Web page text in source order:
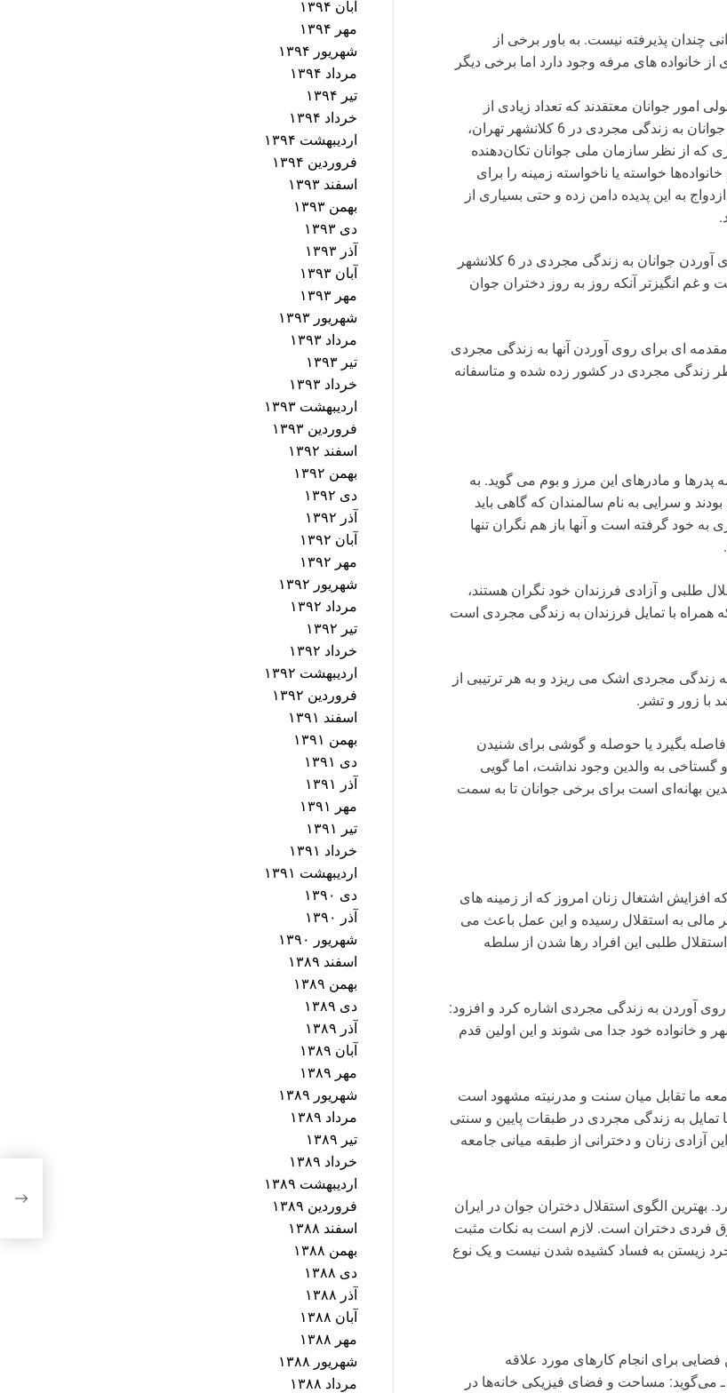
چندان پذیرفته نیست. به باور برخی از
خانواده های مرفه وجود دارد اما برخی دیگر
امور جوانان معتقدند که تعداد زیادی از
جوانان در تهران زندگی مجردی دارند به طوری که آمار روی آوردن جوانان به زندگی مجردی در 6 کلانشهر تهران،
30 درصد رسیده است. آماری که از نظر سازمان ملی جوانان تکان‌دهنده
خواسته یا ناخواسته زمینه را برای
به این پدیده دامن زده و حتی بسیاری از
به گفته مجید امیدی مدیر کل فرهنگی سازمان ملی جوانان آمار روی آوردن جوانان به زندگی مجردی در 6 کلانشهر
و اهواز به 30 درصد رسیده است و غم انگیزتر آنکه روز به روز دختران جوان
ای برای روی آوردن آنها به زندگی مجردی
زندگی مجردی در کشور زده شده و متاسفانه
و مادرهای این مرز و بوم می گوید. به
و سرایی به نام سالمندان که گاهی باید
خود گرفته است و آنها باز هم نگران تنها
طلبی و آزادی فرزندان خود نگران هستند،
همراه با تمایل فرزندان به زندگی مجردی است
زندگی مجردی اشک می ریزد و به هر ترتیبی از
با زور و تشر.
بگیرد یا حوصله و گوشی برای شنیدن
به والدین وجود نداشت، اما گویی
بهانه‌ای است برای برخی جوانان تا به سمت
اشتغال زنان امروز که از زمینه های
به استقلال رسیده و این عمل باعث می
استقلال طلبی این افراد رها شدن از سلطه
آوردن به زندگی مجردی اشاره کرد و افزود:
و خانواده خود جدا می شوند و این اولین قدم
ما تقابل میان سنت و مدرنیته مشهود است
تمایل به زندگی مجردی در طبقات پایین و سنتی
آزادی زنان و دخترانی از طبقه میانی جامعه
بهترین الگوی استقلال دختران جوان در ایران
فردی دختران است. لازم است به نکات مثبت
مجرد زیستن به فساد کشیده شدن نیست و یک نوع
برای انجام کارهای مورد علاقه
می‌گوید: مساحت و فضای فیزیکی خانه‌ها در
آبان ۱۳۹۴
مهر ۱۳۹۴
شهریور ۱۳۹۴
مرداد ۱۳۹۴
تیر ۱۳۹۴
خرداد ۱۳۹۴
اردیبهشت ۱۳۹۴
فروردین ۱۳۹۴
اسفند ۱۳۹۳
بهمن ۱۳۹۳
دی ۱۳۹۳
آذر ۱۳۹۳
آبان ۱۳۹۳
مهر ۱۳۹۳
شهریور ۱۳۹۳
مرداد ۱۳۹۳
تیر ۱۳۹۳
خرداد ۱۳۹۳
اردیبهشت ۱۳۹۳
فروردین ۱۳۹۳
اسفند ۱۳۹۲
بهمن ۱۳۹۲
دی ۱۳۹۲
آذر ۱۳۹۲
آبان ۱۳۹۲
مهر ۱۳۹۲
شهریور ۱۳۹۲
مرداد ۱۳۹۲
تیر ۱۳۹۲
خرداد ۱۳۹۲
اردیبهشت ۱۳۹۲
فروردین ۱۳۹۲
اسفند ۱۳۹۱
بهمن ۱۳۹۱
دی ۱۳۹۱
آذر ۱۳۹۱
مهر ۱۳۹۱
تیر ۱۳۹۱
خرداد ۱۳۹۱
اردیبهشت ۱۳۹۱
دی ۱۳۹۰
آذر ۱۳۹۰
شهریور ۱۳۹۰
اسفند ۱۳۸۹
بهمن ۱۳۸۹
دی ۱۳۸۹
آذر ۱۳۸۹
آبان ۱۳۸۹
مهر ۱۳۸۹
شهریور ۱۳۸۹
مرداد ۱۳۸۹
تیر ۱۳۸۹
خرداد ۱۳۸۹
اردیبهشت ۱۳۸۹
فروردین ۱۳۸۹
اسفند ۱۳۸۸
بهمن ۱۳۸۸
دی ۱۳۸۸
آذر ۱۳۸۸
آبان ۱۳۸۸
مهر ۱۳۸۸
شهریور ۱۳۸۸
مرداد ۱۳۸۸